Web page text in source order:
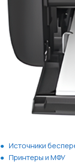
Источники
Принтеры и МФУ